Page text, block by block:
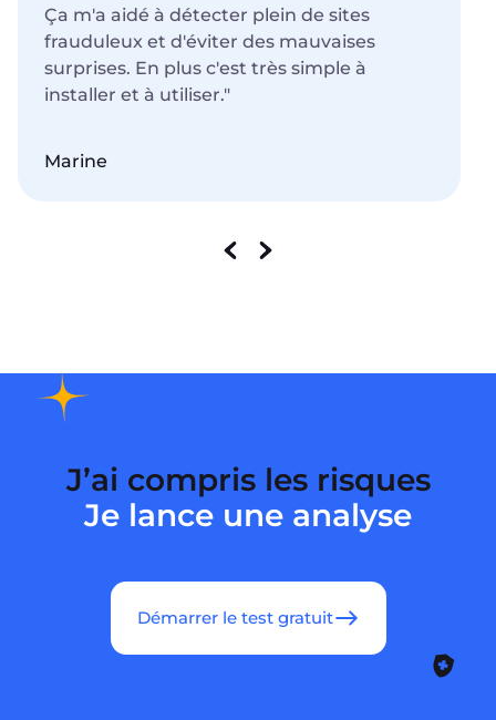
Ça m'a aidé à détecter plein de sites
frauduleux et d'éviter des mauvaises
surprises. En plus c'est très simple à
installer et à utiliser."
Marine
J’ai compris les risques
Je lance une analyse
Démarrer le test gratuit